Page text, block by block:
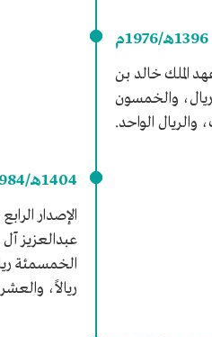
1396هـ/1976م
الملك خالد بن
والخمسون
والريال الواحد.
1404هـ/1984م
الإصدار
عبدالعزيز
الخمسمئة
ريالاً،